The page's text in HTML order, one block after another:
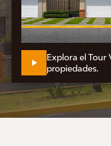
Explora el Tour
propiedades.